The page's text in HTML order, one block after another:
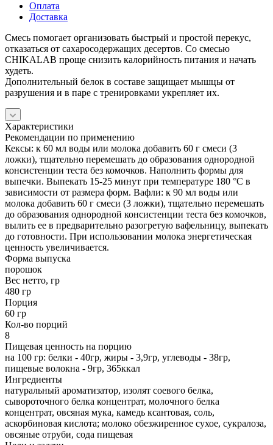
Оплата
Доставка
Смесь помогает организовать быстрый и простой перекус,
отказаться от сахаросодержащих десертов. Со смесью
CHIKALAB проще снизить калорийность питания и начать
худеть.
Дополнительный белок в составе защищает мышцы от
разрушения и в паре с тренировками укрепляет их.
Характеристики
Рекомендации по применению
Кексы: к 60 мл воды или молока добавить 60 г смеси (3
ложки), тщательно перемешать до образования однородной
консистенции теста без комочков. Наполнить формы для
выпечки. Выпекать 15-25 минут при температуре 180 °С в
зависимости от размера форм. Вафли: к 90 мл воды или
молока добавить 60 г смеси (3 ложки), тщательно перемешать
до образования однородной консистенции теста без комочков,
вылить ее в предварительно разогретую вафельницу, выпекать
до готовности. При использовании молока энергетическая
ценность увеличивается.
Форма выпуска
порошок
Вес нетто, гр
480 гр
Порция
60 гр
Кол-во порций
8
Пищевая ценность на порцию
на 100 гр: белки - 40гр, жиры - 3,9гр, углеводы - 38гр,
пищевые волокна - 9гр, 365ккал
Ингредиенты
натуральный ароматизатор, изолят соевого белка,
сывороточного белка концентрат, молочного белка
концентрат, овсяная мука, камедь ксантовая, соль,
аскорбиновая кислота; молоко обезжиренное сухое, сукралоза,
овсяные отруби, сода пищевая